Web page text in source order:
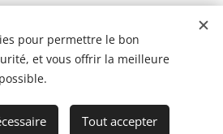
pour permettre le bon
et vous offrir la meilleure
Tout accepter